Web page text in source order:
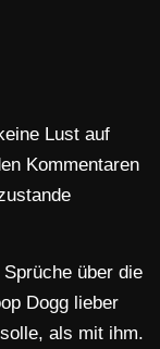
Lust auf
Kommentaren
über die
Dogg lieber
als mit ihm.